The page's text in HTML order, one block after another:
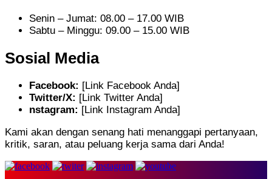
Senin – Jumat: 08.00 – 17.00 WIB
Sabtu – Minggu: 09.00 – 15.00 WIB
Sosial Media
Facebook: [Link Facebook Anda]
Twitter/X: [Link Twitter Anda]
nstagram: [Link Instagram Anda]
Kami akan dengan senang hati menanggapi pertanyaan,
kritik, saran, atau peluang kerja sama dari Anda!